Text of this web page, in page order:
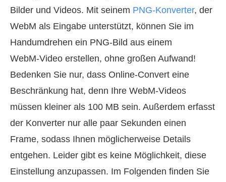
Bilder und Videos. Mit seinem PNG‑Konverter, der
WebM als Eingabe unterstützt, können Sie im
Handumdrehen ein PNG‑Bild aus einem
WebM‑Video erstellen, ohne großen Aufwand!
Bedenken Sie nur, dass Online-Convert eine
Beschränkung hat, denn Ihre WebM‑Videos
müssen kleiner als 100 MB sein. Außerdem erfasst
der Konverter nur alle paar Sekunden einen
Frame, sodass Ihnen möglicherweise Details
entgehen. Leider gibt es keine Möglichkeit, diese
Einstellung anzupassen. Im Folgenden finden Sie